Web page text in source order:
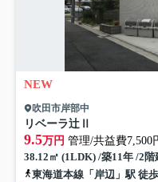
NEW
吹田市岸部中
リベーラ辻Ⅱ
9.5万円 管理/共益費7,500
38.12㎡ (1LDK) /築11年 /2階
東海道本線「岸辺」駅 徒